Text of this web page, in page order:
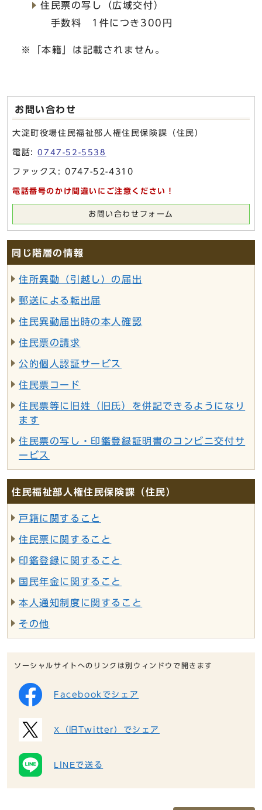
住民票の写し（広域交付）
手数料 1件につき300円
※「本籍」は記載されません。
お問い合わせ
大淀町役場住民福祉部人権住民保険課（住民）
電話:0747-52-5538
ファックス: 0747-52-4310
電話番号のかけ間違いにご注意ください！
お問い合わせフォーム
同じ階層の情報
住所異動（引越し）の届出
郵送による転出届
住民異動届出時の本人確認
住民票の請求
公的個人認証サービス
住民票コード
住民票等に旧姓（旧氏）を併記できるようになり
ます
住民票の写し・印鑑登録証明書のコンビニ交付サ
ービス
住民福祉部人権住民保険課（住民）
戸籍に関すること
住民票に関すること
印鑑登録に関すること
国民年金に関すること
本人通知制度に関すること
その他
ソーシャルサイトへのリンクは別ウィンドウで開きます
Facebookでシェア
X（旧Twitter）でシェア
LINEで送る